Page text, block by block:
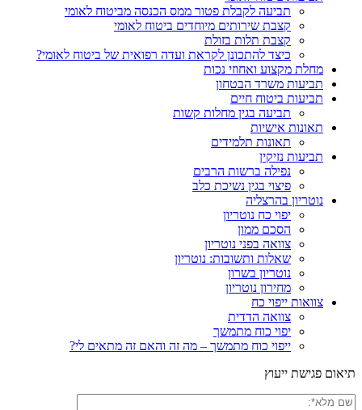
תביעה לקבלת פטור ממס הכנסה מביטוח לאומי
קצבת שירותים מיוחדים ביטוח לאומי
קצבת תלות בזולת
כיצד להתכונן לקראת ועדה רפואית של ביטוח לאומי?
מחלת מקצוע ואחוזי נכות
תביעות משרד הבטחון
תביעות ביטוח חיים
תביעה בגין מחלות קשות
תאונות אישיות
תאונות תלמידים
תביעות נזיקין
נפילה ברשות הרבים
פיצוי בגין נשיכת כלב
נוטריון בהרצליה
יפוי כח נוטריון
הסכם ממון
צוואה בפני נוטריון
שאלות ותשובות: נוטריון
נוטריון בשרון
מחירון נוטריון
צוואות ייפוי כח
צוואה הדדית
יפוי כוח מתמשך
ייפוי כוח מתמשך – מה זה והאם זה מתאים לי?
תיאום פגישת ייעוץ